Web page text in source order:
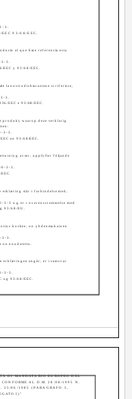
3.
93/68/EEC.
al que hace referencia esta
3-3.
EEC y 93/68/EEC.
la nostra dichiarazione si riferisce,
3.
EEC e 93/68/EEC.
produkt, waarop deze verklarig
3-3.
en 93/68/EEC.
intyg avser, uppfyller följande
3-3.
erklæring står i forbindelse med,
3 og er i overensstemmelse med
93/68/EU.
koskee, on yhdenmukainen
3-3.
on noudatettu.
erklæringen angår, er i samsvar
3-3.
og 93/68/EEC.
DI MANDATARIO EUROPEO DEL
AL D.M. 28/08/1995 N.
25/06/1985 (PARAGRAFO 3,
I)"